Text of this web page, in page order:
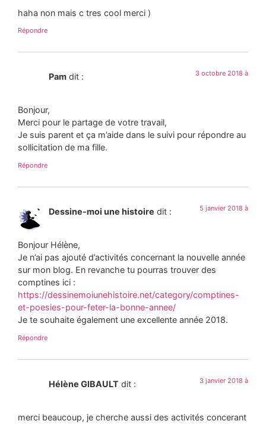
haha non mais c tres cool merci )
Répondre
Pam dit : 3 octobre 2018 à
Bonjour,
Merci pour le partage de votre travail,
Je suis parent et ça m’aide dans le suivi pour répondre au
sollicitation de ma fille.
Répondre
Dessine-moi une histoire dit : 5 janvier 2018 à
Bonjour Hélène,
Je n’ai pas ajouté d’activités concernant la nouvelle année
sur mon blog. En revanche tu pourras trouver des
comptines ici :
https://dessinemoiunehistoire.net/category/comptines-
et-poesies-pour-feter-la-bonne-annee/
Je te souhaite également une excellente année 2018.
Répondre
Hélène GIBAULT dit : 3 janvier 2018 à
merci beaucoup, je cherche aussi des activités concerant